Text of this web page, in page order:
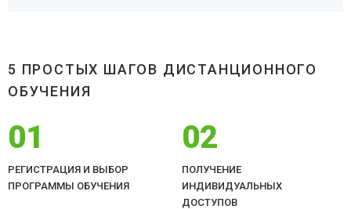
5 ПРОСТЫХ ШАГОВ ДИСТАНЦИОННОГО
ОБУЧЕНИЯ
01
РЕГИСТРАЦИЯ И ВЫБОР
ПРОГРАММЫ ОБУЧЕНИЯ
02
ПОЛУЧЕНИЕ
ИНДИВИДУАЛЬНЫХ
ДОСТУПОВ